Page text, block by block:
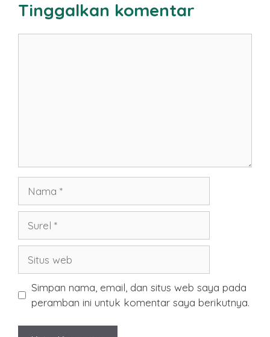
Tinggalkan komentar
web
Simpan nama, email, dan situs web saya pada
peramban ini untuk komentar saya berikutnya.